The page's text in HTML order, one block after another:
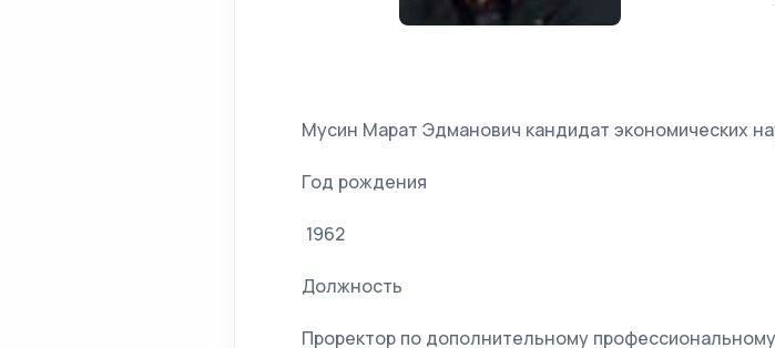
Мусин Марат Эдманович кандидат экономических
Год рождения
1962
Должность
Проректор по дополнительному